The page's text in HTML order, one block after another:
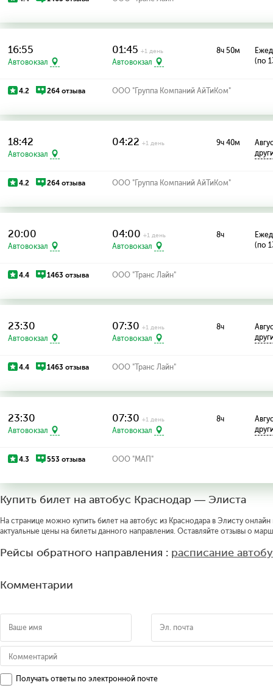
16:55
Автовокзал
01:45+1 день
Автовокзал
8ч 50м
(по
4.2 264 отзыва ООО "Группа Компаний АйТиКом"
18:42
Автовокзал
04:22+1 день 9ч 40м
4.2 264 отзыва ООО "Группа Компаний АйТиКом"
20:00
Автовокзал
04:00+1 день
Автовокзал
8ч
(по
4.4 1463 отзыва ООО "Транс Лайн"
23:30
Автовокзал
07:30+1 день
Автовокзал
8ч
4.4 1463 отзыва ООО "Транс Лайн"
23:30
Автовокзал
07:30+1 день
Автовокзал
8ч
4.3 553 отзыва ООО "МАП"
Купить билет на автобус Краснодар — Элиста
На странице можно купить билет на автобус из Краснодара в Элисту
актуальные цены на билеты данного направления. Оставляйте отзывы о
Рейсы обратного направления : расписание
Комментарии
Получать ответы по электронной почте